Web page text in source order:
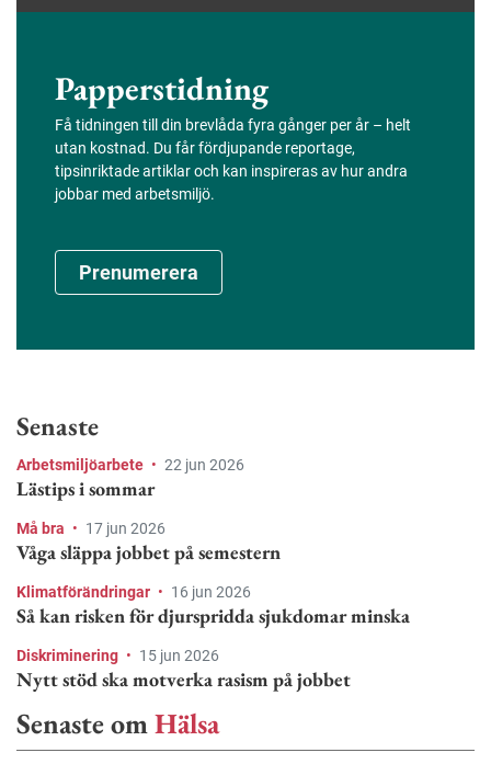
Papperstidning
Få tidningen till din brevlåda fyra gånger per år – helt
utan kostnad. Du får fördjupande reportage,
tipsinriktade artiklar och kan inspireras av hur andra
jobbar med arbetsmiljö.
Prenumerera
Senaste
Arbetsmiljöarbete • 22 jun 2026
Lästips i sommar
Må bra • 17 jun 2026
Våga släppa jobbet på semestern
Klimatförändringar • 16 jun 2026
Så kan risken för djurspridda sjukdomar minska
Diskriminering • 15 jun 2026
Nytt stöd ska motverka rasism på jobbet
Senaste omHälsa